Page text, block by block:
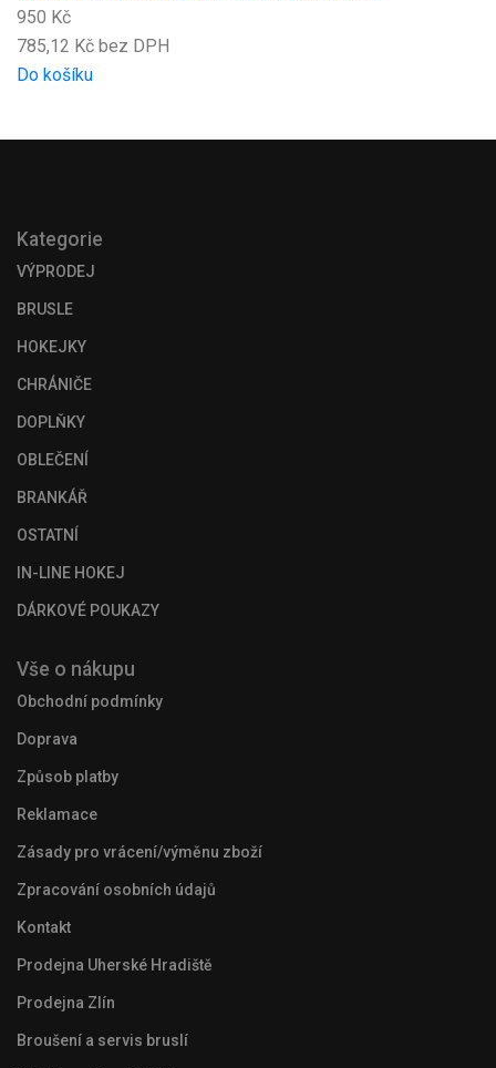
950 Kč
785,12 Kč bez DPH
Do košíku
Kategorie
VÝPRODEJ
BRUSLE
HOKEJKY
CHRÁNIČE
DOPLŇKY
OBLEČENÍ
BRANKÁŘ
OSTATNÍ
IN-LINE HOKEJ
DÁRKOVÉ POUKAZY
Vše o nákupu
Obchodní podmínky
Doprava
Způsob platby
Reklamace
Zásady pro vrácení/výměnu zboží
Zpracování osobních údajů
Kontakt
Prodejna Uherské Hradiště
Prodejna Zlín
Broušení a servis bruslí